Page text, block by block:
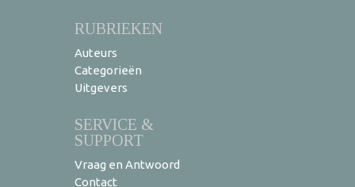
RUBRIEKEN
Auteurs
Categorieën
Uitgevers
SERVICE &
SUPPORT
Vraag en Antwoord
Contact